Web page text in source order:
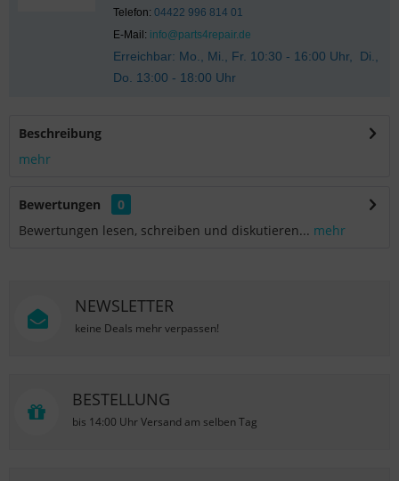
Telefon: 04422 996 814 01
E-Mail: info@parts4repair.de
Erreichbar: Mo., Mi., Fr. 10:30 - 16:00 Uhr, Di.,
Do. 13:00 - 18:00 Uhr
Beschreibung
mehr
Bewertungen
0
Bewertungen lesen, schreiben und diskutieren... mehr
NEWSLETTER
keine Deals mehr verpassen!
BESTELLUNG
bis 14:00 Uhr Versand am selben Tag